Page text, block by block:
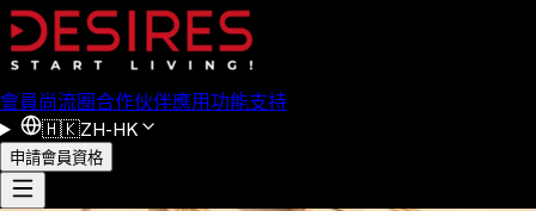
會員尚流圈合作伙伴應用功能支持
🇭🇰ZH-HK
申請會員資格